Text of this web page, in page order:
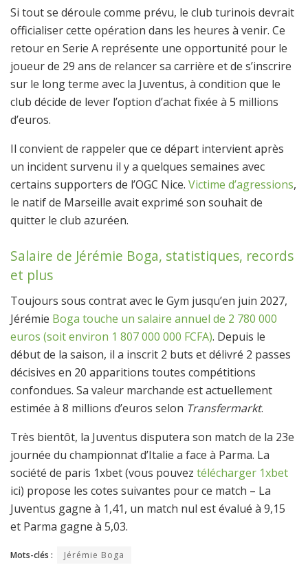
Si tout se déroule comme prévu, le club turinois devrait
officialiser cette opération dans les heures à venir. Ce
retour en Serie A représente une opportunité pour le
joueur de 29 ans de relancer sa carrière et de s’inscrire
sur le long terme avec la Juventus, à condition que le
club décide de lever l’option d’achat fixée à 5 millions
d’euros.
Il convient de rappeler que ce départ intervient après
un incident survenu il y a quelques semaines avec
certains supporters de l’OGC Nice. Victime d’agressions,
le natif de Marseille avait exprimé son souhait de
quitter le club azuréen.
Salaire de Jérémie Boga, statistiques, records
et plus
Toujours sous contrat avec le Gym jusqu’en juin 2027,
Jérémie Boga touche un salaire annuel de 2 780 000
euros (soit environ 1 807 000 000 FCFA). Depuis le
début de la saison, il a inscrit 2 buts et délivré 2 passes
décisives en 20 apparitions toutes compétitions
confondues. Sa valeur marchande est actuellement
estimée à 8 millions d’euros selon Transfermarkt.
Très bientôt, la Juventus disputera son match de la 23e
journée du championnat d’Italie a face à Parma. La
société de paris 1xbet (vous pouvez télécharger 1xbet
ici) propose les cotes suivantes pour ce match – La
Juventus gagne à 1,41, un match nul est évalué à 9,15
et Parma gagne à 5,03.
Mots-clés : Jérémie Boga